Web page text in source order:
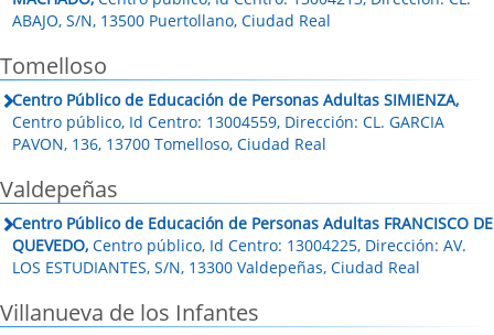
ABAJO, S/N, 13500 Puertollano, Ciudad Real
Tomelloso
Centro Público de Educación de Personas Adultas SIMIENZA,
Centro público, Id Centro: 13004559, Dirección: CL. GARCIA
PAVON, 136, 13700 Tomelloso, Ciudad Real
Valdepeñas
Centro Público de Educación de Personas Adultas FRANCISCO DE
QUEVEDO, Centro público, Id Centro: 13004225, Dirección: AV.
LOS ESTUDIANTES, S/N, 13300 Valdepeñas, Ciudad Real
Villanueva de los Infantes